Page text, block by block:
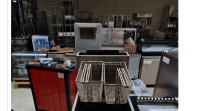
Ventilatie kanalen
Over ons